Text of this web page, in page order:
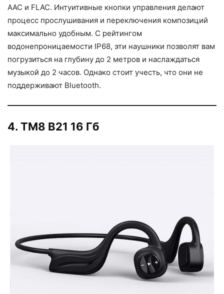
AAC и FLAC. Интуитивные кнопки управления делают
процесс прослушивания и переключения композиций
максимально удобным. С рейтингом
водонепроницаемости IP68, эти наушники позволят вам
погрузиться на глубину до 2 метров и наслаждаться
музыкой до 2 часов. Однако стоит учесть, что они не
поддерживают Bluetooth.
4. TM8 B21 16 Гб